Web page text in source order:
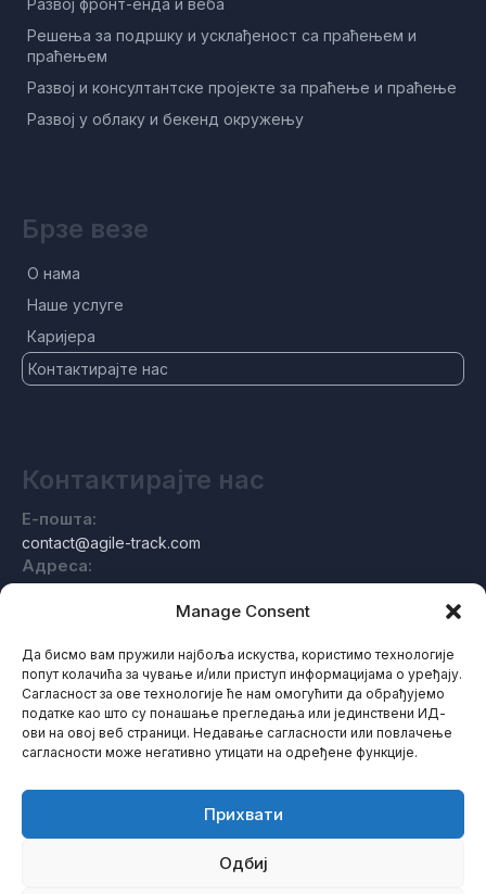
Manage Consent
Да бисмо вам пружили најбоља искуства, користимо технологије
попут колачића за чување и/или приступ информацијама о уређају.
Сагласност за ове технологије ће нам омогућити да обрађујемо
податке као што су понашање прегледања или јединствени ИД-
ови на овој веб страници. Недавање сагласности или повлачење
сагласности може негативно утицати на одређене функције.
Прихвати
Одбиј
О нама
специјализована за праћење и управљање ланцем
Развој фронт-енда и веба
Решења за подршку и усклађеност са праћењем и
праћењем
Развој и консултантске пројекте за праћење и праћење
Развој у облаку и бекенд окружењу
Брзе везе
О нама
Наше услуге
Каријера
Контактирајте нас
Контактирајте нас
Е-пошта:
contact@agile-track.com
Адреса:
Индустриестраßе 11, 97078 Вурзбург, Немачка